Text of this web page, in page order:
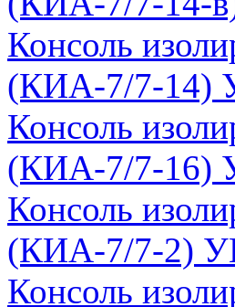
Консоль
(КИА-7/7-14)
Консоль
(КИА-7/7-16)
Консоль
(КИА-7/7-2)
Консоль